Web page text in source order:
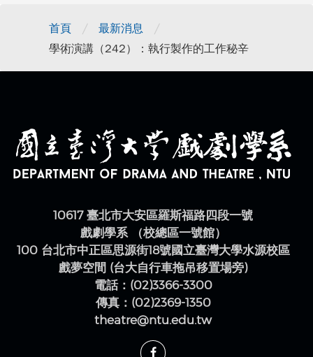
首頁 / 最新消息 /
學術演講（242）：執行製作的工作秘辛
10617 臺北市大安區羅斯福路四段一號
戲劇學系 （校總區一號館）
100 台北市中正區思源街18號國立臺灣大學水源校區
戲夢空間 (台大自行車拖吊移置場旁)
電話：(02)3366-3300
傳真：(02)2369-1350
theatre@ntu.edu.tw